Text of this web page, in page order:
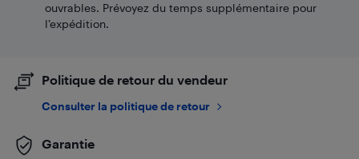
ouvrables. Prévoyez du temps supplémentaire pour
l’expédition.
Politique de retour du vendeur
Consulter la politique de retour
Garantie